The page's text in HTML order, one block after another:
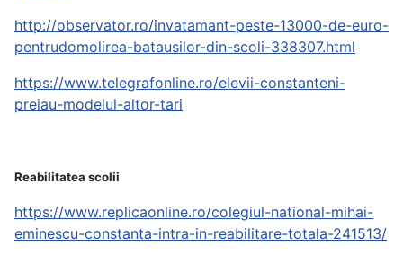
http://observator.ro/invatamant-peste-13000-de-euro-
pentrudomolirea-batausilor-din-scoli-338307.html
https://www.telegrafonline.ro/elevii-constanteni-
preiau-modelul-altor-tari
Reabilitatea scolii
https://www.replicaonline.ro/colegiul-national-mihai-
eminescu-constanta-intra-in-reabilitare-totala-241513/